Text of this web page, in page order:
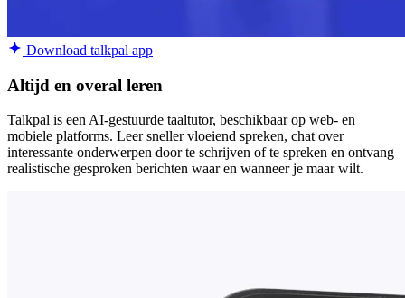
Download talkpal app
Altijd en overal leren
Talkpal is een AI-gestuurde taaltutor, beschikbaar op web- en
mobiele platforms. Leer sneller vloeiend spreken, chat over
interessante onderwerpen door te schrijven of te spreken en ontvang
realistische gesproken berichten waar en wanneer je maar wilt.